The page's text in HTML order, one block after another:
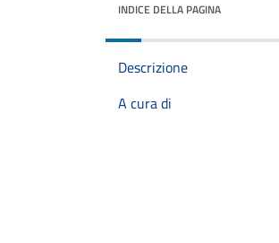
INDICE DELLA PAGINA
Descrizione
A cura di